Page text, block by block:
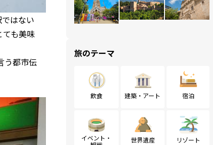
はない
も美味
う都市伝
旅のテーマ
飲食 建築・アート 宿泊
イベント・
世界遺産 リゾート